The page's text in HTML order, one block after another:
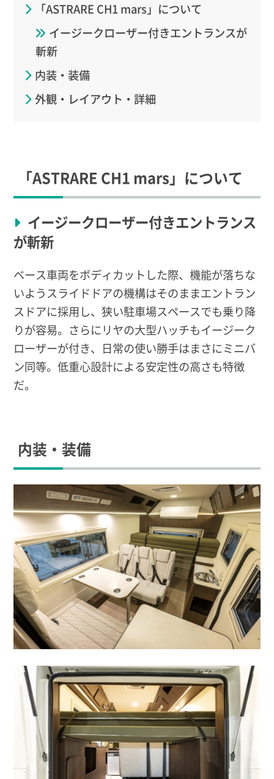
「ASTRARE CH1 mars」について
イージークローザー付きエントランスが
斬新
内装・装備
外観・レイアウト・詳細
「ASTRARE CH1 mars」について
イージークローザー付きエントランス
が斬新
ベース車両をボディカットした際、機能が落ちな
いようスライドドアの機構はそのままエントラン
スドアに採用し、狭い駐車場スペースでも乗り降
りが容易。さらにリヤの大型ハッチもイージーク
ローザーが付き、日常の使い勝手はまさにミニバ
ン同等。低重心設計による安定性の高さも特徴
だ。
内装・装備